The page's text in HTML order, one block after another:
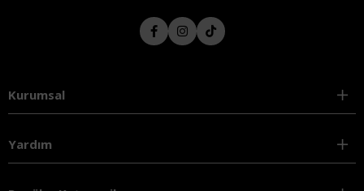
Kurumsal
Yardım